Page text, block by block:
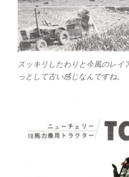
スッキリしたわりと今風のレイ
っとして古い感じなんですね。